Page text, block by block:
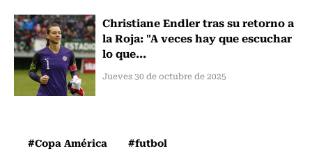
Christiane Endler tras su retorno a
la Roja: "A veces hay que escuchar
lo que...
Jueves 30 de octubre de 2025
#Copa América #futbol